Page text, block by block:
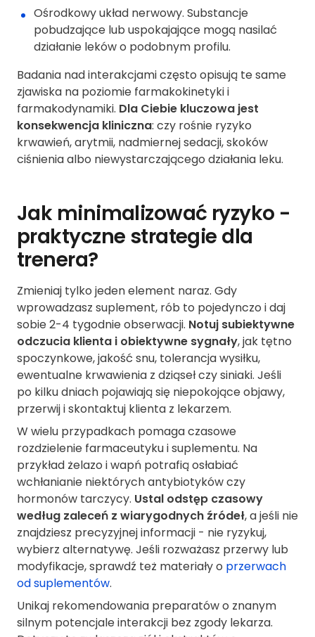
Ośrodkowy układ nerwowy. Substancje
pobudzające lub uspokajające mogą nasilać
działanie leków o podobnym profilu.
Badania nad interakcjami często opisują te same
zjawiska na poziomie farmakokinetyki i
farmakodynamiki. Dla Ciebie kluczowa jest
konsekwencja kliniczna: czy rośnie ryzyko
krwawień, arytmii, nadmiernej sedacji, skoków
ciśnienia albo niewystarczającego działania leku.
Jak minimalizować ryzyko -
praktyczne strategie dla
trenera?
Zmieniaj tylko jeden element naraz. Gdy
wprowadzasz suplement, rób to pojedynczo i daj
sobie 2-4 tygodnie obserwacji. Notuj subiektywne
odczucia klienta i obiektywne sygnały, jak tętno
spoczynkowe, jakość snu, tolerancja wysiłku,
ewentualne krwawienia z dziąseł czy siniaki. Jeśli
po kilku dniach pojawiają się niepokojące objawy,
przerwij i skontaktuj klienta z lekarzem.
W wielu przypadkach pomaga czasowe
rozdzielenie farmaceutyku i suplementu. Na
przykład żelazo i wapń potrafią osłabiać
wchłanianie niektórych antybiotyków czy
hormonów tarczycy. Ustal odstęp czasowy
według zaleceń z wiarygodnych źródeł, a jeśli nie
znajdziesz precyzyjnej informacji - nie ryzykuj,
wybierz alternatywę. Jeśli rozważasz przerwy lub
modyfikacje, sprawdź też materiały o przerwach
od suplementów.
Unikaj rekomendowania preparatów o znanym
silnym potencjale interakcji bez zgody lekarza.